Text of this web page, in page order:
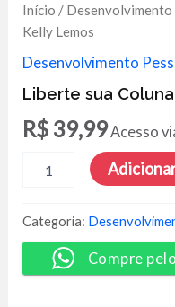
Início / Desenvolvimento
Kelly Lemos
Desenvolvimento
Liberte sua
R$ 39,99Acesso
-
Kelly
Lemos
quantidade
Categoria:
Compre